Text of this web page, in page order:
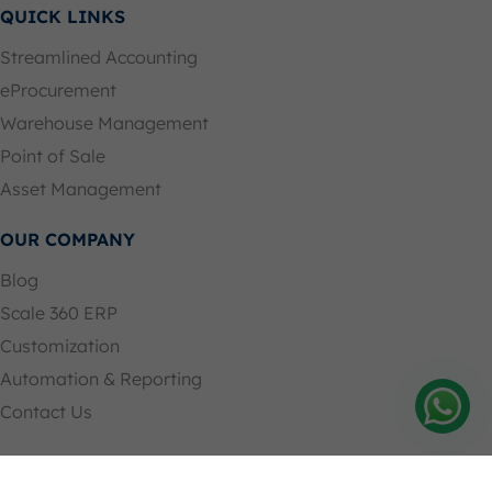
QUICK LINKS
Streamlined Accounting
eProcurement
Warehouse Management
Point of Sale
Asset Management
OUR COMPANY
Blog
Scale 360 ERP
Customization
Automation & Reporting
Contact Us